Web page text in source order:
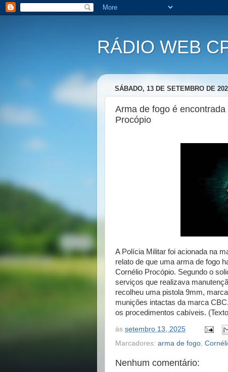
RÁDIO WEB
SÁBADO, 13 DE SETEMBRO DE
Arma de fogo é
Procópio
A Polícia Militar foi acionada na
relato de que uma arma de fogo
Cornélio Procópio. Segundo o
serviços que realizava
recolheu uma pistola 9mm,
munições intactas da marca
os procedimentos cabíveis.
às setembro 13, 2025
Marcadores: arma de fogo
Nenhum comentário: